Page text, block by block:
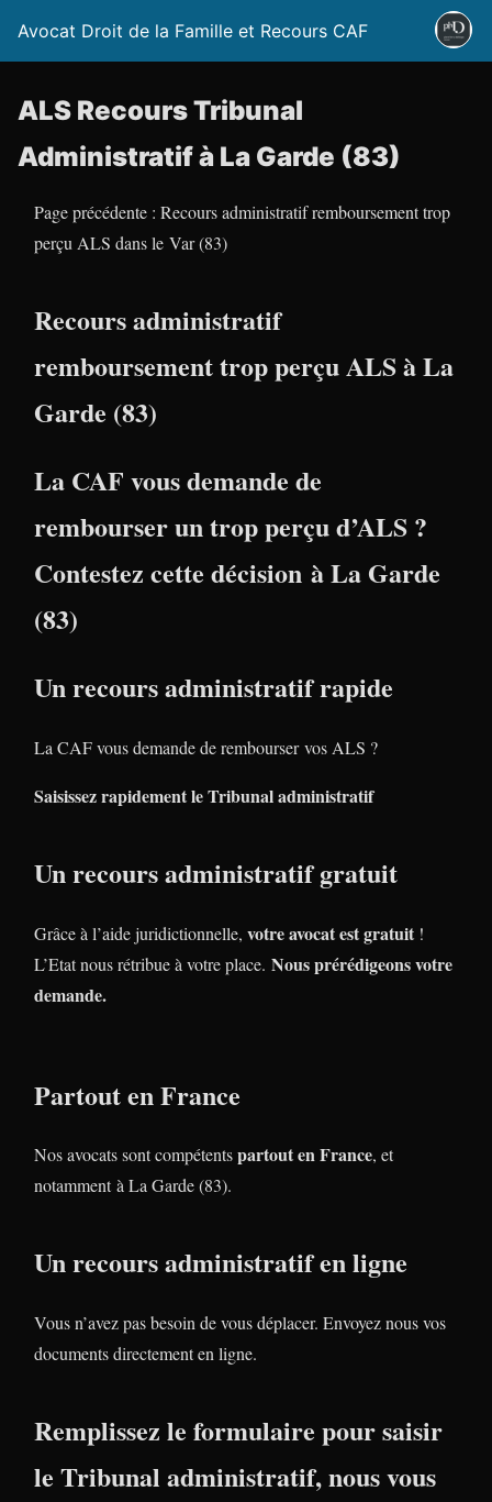
Avocat Droit de la Famille et Recours CAF
ALS Recours Tribunal
Administratif à La Garde (83)
Page précédente : Recours administratif remboursement trop
perçu ALS dans le Var (83)
Recours administratif
remboursement trop perçu ALS à La
Garde (83)
La CAF vous demande de
rembourser un trop perçu d’ALS ?
Contestez cette décision à La Garde
(83)
Un recours administratif rapide
La CAF vous demande de rembourser vos ALS ?
Saisissez rapidement le Tribunal administratif
Un recours administratif gratuit
Grâce à l’aide juridictionnelle, votre avocat est gratuit !
L’Etat nous rétribue à votre place. Nous prérédigeons votre
demande.
Partout en France
Nos avocats sont compétentspartout en France, et
notamment à La Garde (83).
Un recours administratif en ligne
Vous n’avez pas besoin de vous déplacer. Envoyez nous vos
documents directement en ligne.
Remplissez le formulaire pour saisir
le Tribunal administratif, nous vous